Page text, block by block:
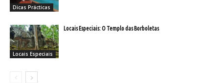
Dicas Prácticas
Locais Especiais
Locais Especiais: O Templo das Borboletas